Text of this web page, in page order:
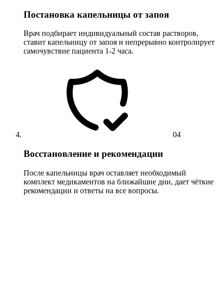
Постановка капельницы от запоя
Врач подбирает индивидуальный состав растворов,
ставит капельницу от запоя и непрерывно контролирует
самочувствие пациента 1-2 часа.
04
Восстановление и рекомендации
После капельницы врач оставляет необходимый
комплект медикаментов на ближайшие дни, дает чёткие
рекомендации и ответы на все вопросы.